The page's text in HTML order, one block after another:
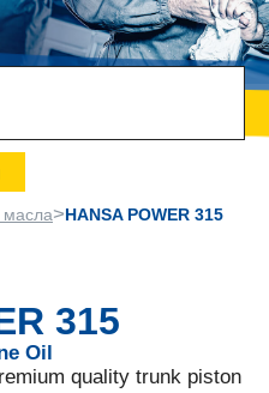
>HANSA POWER 315
315
Oil
quality trunk piston